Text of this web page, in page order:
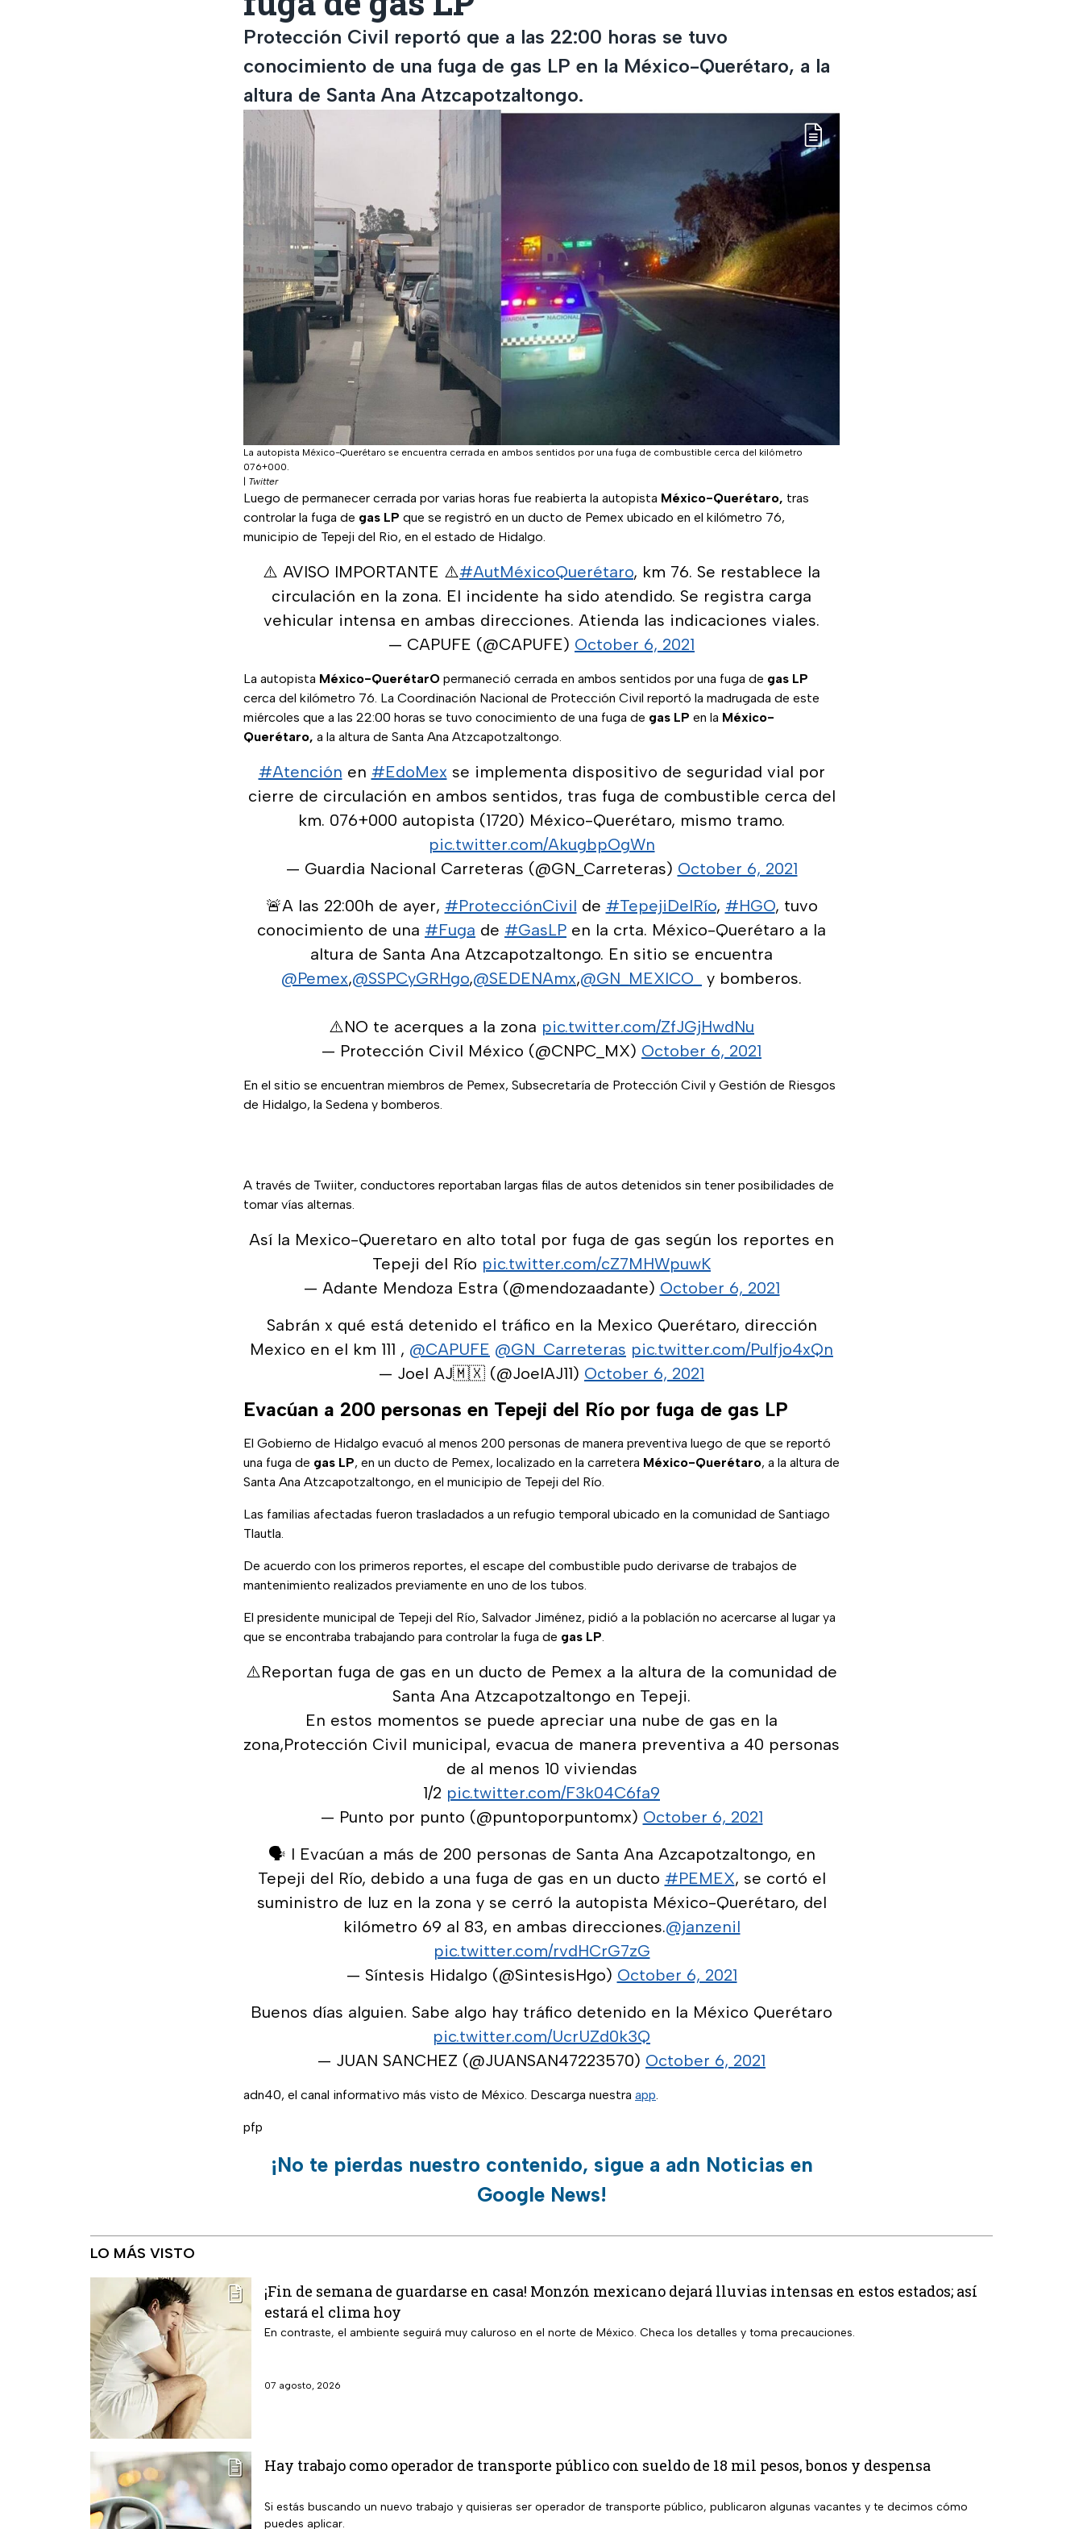
Protección Civil reportó que a las 22:00 horas se tuvo
conocimiento de una fuga de gas LP en la México-Querétaro, a la
altura de Santa Ana Atzcapotzaltongo.
La autopista México-Querétaro se encuentra cerrada en ambos sentidos por una fuga de combustible cerca del kilómetro
076+000.
Twitter
Luego de permanecer cerrada por varias horas fue reabierta la autopista México-Querétaro, tras
controlar la fuga de gas LP que se registró en un ducto de Pemex ubicado en el kilómetro 76,
municipio de Tepeji del Rio, en el estado de Hidalgo.
⚠️ AVISO IMPORTANTE ⚠️#AutMéxicoQuerétaro, km 76. Se restablece la
circulación en la zona. El incidente ha sido atendido. Se registra carga
vehicular intensa en ambas direcciones. Atienda las indicaciones viales.
— CAPUFE (@CAPUFE) October 6, 2021
La autopista México-QuerétarO permaneció cerrada en ambos sentidos por una fuga de gas LP
cerca del kilómetro 76. La Coordinación Nacional de Protección Civil reportó la madrugada de este
miércoles que a las 22:00 horas se tuvo conocimiento de una fuga de gas LP en la México-
Querétaro, a la altura de Santa Ana Atzcapotzaltongo.
#Atención en #EdoMex se implementa dispositivo de seguridad vial por
cierre de circulación en ambos sentidos, tras fuga de combustible cerca del
km. 076+000 autopista (1720) México-Querétaro, mismo tramo.
pic.twitter.com/AkugbpOgWn
— Guardia Nacional Carreteras (@GN_Carreteras) October 6, 2021
🚨A las 22:00h de ayer, #ProtecciónCivil de #TepejiDelRío, #HGO, tuvo
conocimiento de una #Fuga de #GasLP en la crta. México-Querétaro a la
altura de Santa Ana Atzcapotzaltongo. En sitio se encuentra
@Pemex,@SSPCyGRHgo,@SEDENAmx,@GN_MEXICO_ y bomberos.
⚠️NO te acerques a la zona pic.twitter.com/ZfJGjHwdNu
— Protección Civil México (@CNPC_MX) October 6, 2021
En el sitio se encuentran miembros de Pemex, Subsecretaría de Protección Civil y Gestión de Riesgos
de Hidalgo, la Sedena y bomberos.
A través de Twiiter, conductores reportaban largas filas de autos detenidos sin tener posibilidades de
tomar vías alternas.
Así la Mexico-Queretaro en alto total por fuga de gas según los reportes en
Tepeji del Río pic.twitter.com/cZ7MHWpuwK
— Adante Mendoza Estra (@mendozaadante) October 6, 2021
Sabrán x qué está detenido el tráfico en la Mexico Querétaro, dirección
Mexico en el km 111 , @CAPUFE @GN_Carreteras pic.twitter.com/PuIfjo4xQn
— Joel AJ🇲🇽 (@JoelAJ11) October 6, 2021
Evacúan a 200 personas en Tepeji del Río por fuga de gas LP
El Gobierno de Hidalgo evacuó al menos 200 personas de manera preventiva luego de que se reportó
una fuga de gas LP, en un ducto de Pemex, localizado en la carretera México-Querétaro, a la altura de
Santa Ana Atzcapotzaltongo, en el municipio de Tepeji del Río.
Las familias afectadas fueron trasladados a un refugio temporal ubicado en la comunidad de Santiago
Tlautla.
De acuerdo con los primeros reportes, el escape del combustible pudo derivarse de trabajos de
mantenimiento realizados previamente en uno de los tubos.
El presidente municipal de Tepeji del Río, Salvador Jiménez, pidió a la población no acercarse al lugar ya
que se encontraba trabajando para controlar la fuga de gas LP.
⚠️Reportan fuga de gas en un ducto de Pemex a la altura de la comunidad de
Santa Ana Atzcapotzaltongo en Tepeji.
En estos momentos se puede apreciar una nube de gas en la
zona,Protección Civil municipal, evacua de manera preventiva a 40 personas
de al menos 10 viviendas
1/2 pic.twitter.com/F3k04C6fa9
— Punto por punto (@puntoporpuntomx) October 6, 2021
🗣️ l Evacúan a más de 200 personas de Santa Ana Azcapotzaltongo, en
Tepeji del Río, debido a una fuga de gas en un ducto #PEMEX, se cortó el
suministro de luz en la zona y se cerró la autopista México-Querétaro, del
kilómetro 69 al 83, en ambas direcciones.@janzenil
pic.twitter.com/rvdHCrG7zG
— Síntesis Hidalgo (@SintesisHgo) October 6, 2021
Buenos días alguien. Sabe algo hay tráfico detenido en la México Querétaro
pic.twitter.com/UcrUZd0k3Q
— JUAN SANCHEZ (@JUANSAN47223570) October 6, 2021
adn40, el canal informativo más visto de México. Descarga nuestra app.
pfp
¡No te pierdas nuestro contenido, sigue a adn Noticias en
Google News!
LO MÁS VISTO
¡Fin de semana de guardarse en casa! Monzón mexicano dejará lluvias intensas en estos estados; así
estará el clima hoy
En contraste, el ambiente seguirá muy caluroso en el norte de México. Checa los detalles y toma precauciones.
07 agosto, 2026
Hay trabajo como operador de transporte público con sueldo de 18 mil pesos, bonos y despensa
Si estás buscando un nuevo trabajo y quisieras ser operador de transporte público, publicaron algunas vacantes y te decimos cómo
puedes aplicar.